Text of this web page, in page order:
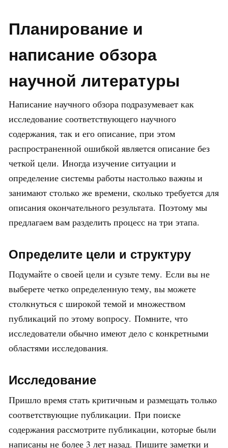
Планирование и
написание обзора
научной литературы
Написание научного обзора подразумевает как
исследование соответствующего научного
содержания, так и его описание, при этом
распространенной ошибкой является описание без
четкой цели. Иногда изучение ситуации и
определение системы работы настолько важны и
занимают столько же времени, сколько требуется для
описания окончательного результата. Поэтому мы
предлагаем вам разделить процесс на три этапа.
Определите цели и структуру
Подумайте о своей цели и сузьте тему. Если вы не
выберете четко определенную тему, вы можете
столкнуться с широкой темой и множеством
публикаций по этому вопросу. Помните, что
исследователи обычно имеют дело с конкретными
областями исследования.
Исследование
Пришло время стать критичным и размещать только
соответствующие публикации. При поиске
содержания рассмотрите публикации, которые были
написаны не более 3 лет назад. Пишите заметки и